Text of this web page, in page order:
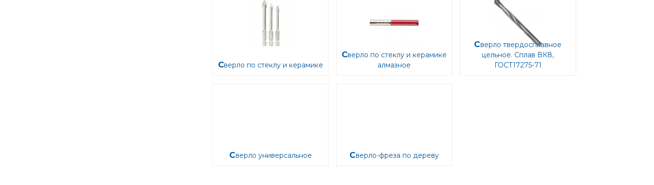
Сверло по стеклу и керамике
Сверло по стеклу и керамике
алмазное
Сверло твердосплавное
цельное. Сплав ВК8,
ГОСТ17275-71
Сверло универсальное Сверло-фреза по дереву